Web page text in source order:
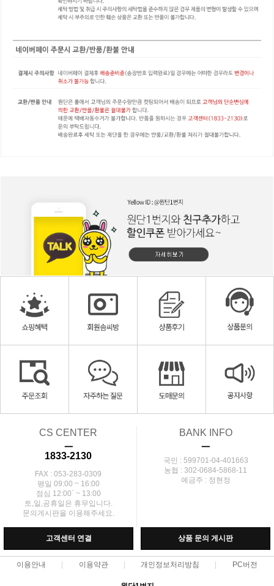
CS CENTER
ㅡ
1833-2130
FAX : 053-283-0309
평일 09:00 ~ 16:00
점심 12:00` ~ 13:00
토,일,공휴일은 휴무입니다.
문의게시판을 이용해주세요.
BANK INFO
ㅡ
국민 : 599701-04-401663
농협 : 302-0684-5868-11
예금주 : 정현정
고객센터 연결 상품 문의 게시판
이용안내 이용약관 개인정보처리방침 PC버전